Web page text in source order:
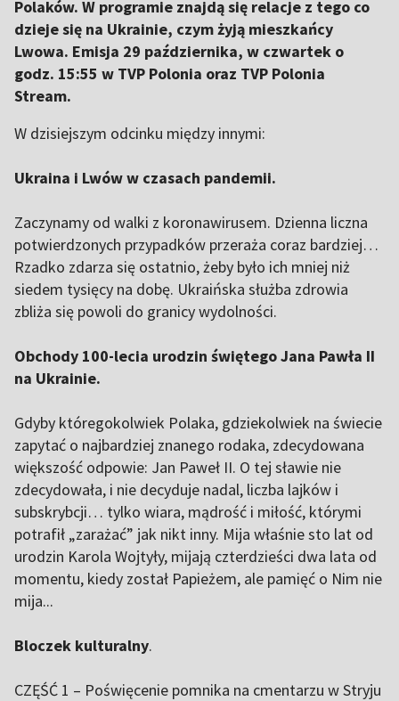
Polaków. W programie znajdą się relacje z tego co
dzieje się na Ukrainie, czym żyją mieszkańcy
Lwowa. Emisja 29 października, w czwartek o
godz. 15:55 w TVP Polonia oraz TVP Polonia
Stream.
W dzisiejszym odcinku między innymi:
Ukraina i Lwów w czasach pandemii.
Zaczynamy od walki z koronawirusem. Dzienna liczna
potwierdzonych przypadków przeraża coraz bardziej…
Rzadko zdarza się ostatnio, żeby było ich mniej niż
siedem tysięcy na dobę. Ukraińska służba zdrowia
zbliża się powoli do granicy wydolności.
Obchody 100-lecia urodzin świętego Jana Pawła II
na Ukrainie.
Gdyby któregokolwiek Polaka, gdziekolwiek na świecie
zapytać o najbardziej znanego rodaka, zdecydowana
większość odpowie: Jan Paweł II. O tej sławie nie
zdecydowała, i nie decyduje nadal, liczba lajków i
subskrybcji… tylko wiara, mądrość i miłość, którymi
potrafił „zarażać” jak nikt inny. Mija właśnie sto lat od
urodzin Karola Wojtyły, mijają czterdzieści dwa lata od
momentu, kiedy został Papieżem, ale pamięć o Nim nie
mija...
Bloczek kulturalny.
CZĘŚĆ 1 – Poświęcenie pomnika na cmentarzu w Stryju